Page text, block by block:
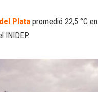
Plata promedió 22,5 °C
INIDEP.